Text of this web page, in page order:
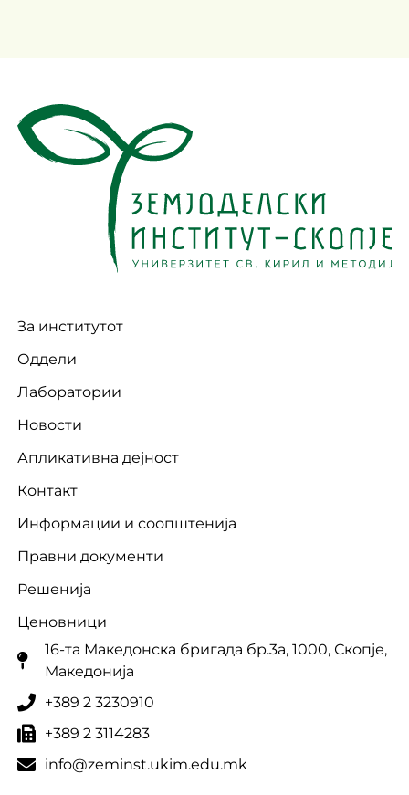
За институтот
Оддели
Лаборатории
Новости
Апликативна дејност
Контакт
Информации и соопштенија
Правни документи
Решенија
Ценовници
16-та Македонска бригада бр.3a, 1000, Скопје,
Македонија
+389 2 3230910
+389 2 3114283
info@zeminst.ukim.edu.mk